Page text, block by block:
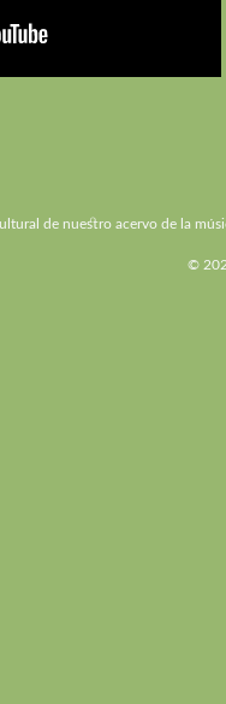
de nuestro acervo de la
©